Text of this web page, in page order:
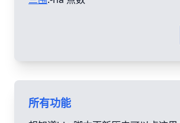
所有功能